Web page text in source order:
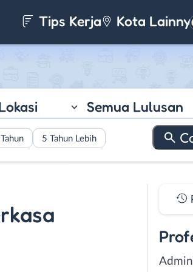
Tips Kerja Kota
Semua Lulusan
5 Tahun Lebih